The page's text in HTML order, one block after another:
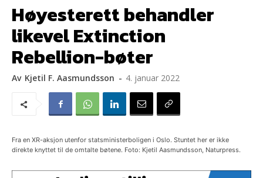
Høyesterett behandler
likevel Extinction
Rebellion-bøter
Av Kjetil F. Aasmundsson - 4. januar 2022
Fra en XR-aksjon utenfor statsministerboligen i Oslo. Stuntet her er ikke
direkte knyttet til de omtalte bøtene. Foto: Kjetil Aasmundsson, Naturpress.